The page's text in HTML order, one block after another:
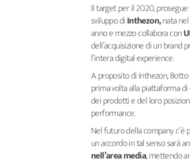
Il target per il 2020, prosegue
sviluppo diInthezon,nata nel
anno e mezzo collabora con
dell’acquisizione di un brand
l’intera digital experience.
A proposito di Inthezon,
prima volta alla piattaforma
dei prodotti e del loro
performance.
Nel futuro della company c’è
un accordo in tal senso sarà
nell’area media, mettendo